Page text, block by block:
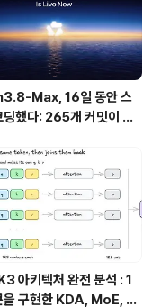
Max, 16일 동안 스
딩했다: 265개 커밋이 보
아키텍처 완전 분석 : 1
을 구현한 KDA, MoE, Fl